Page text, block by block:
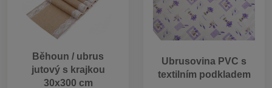
Běhoun / ubrus
jutový s krajkou
30x300 cm
Ubrusovina PVC s
textilním podkladem